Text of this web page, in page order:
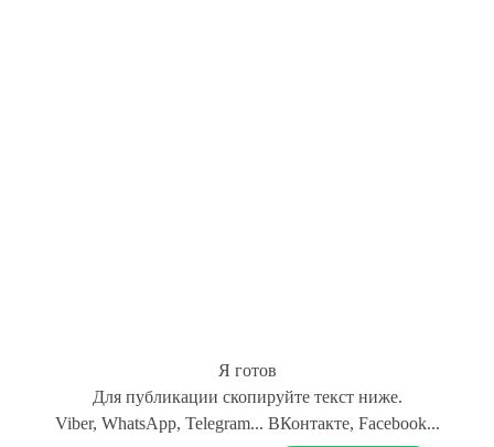
Я готов
Для публикации скопируйте текст ниже.
Viber, WhatsApp, Telegram... ВКонтакте, Facebook...